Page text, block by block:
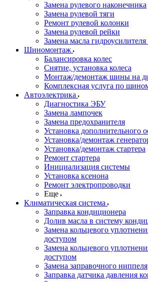
Замена рулевого наконечника
Замена рулевой тяги
Ремонт рулевой колонки
Замена рулевой рейки
Замена масла гидроусилителя
Шиномонтаж
Балансировка колес
Снятие, установка колеса
Монтаж/демонтаж шины на
Комплексная услуга по
Автоэлектрика
Диагностика ЭБУ
Замена лампочек
Замена предохранителя
Установка дополнительного
Установка/демонтаж
Установка/демонтаж стартера
Ремонт стартера
Инициализация системы
Установка ксенона
Ремонт электропроводки
Еще
Климатическая система
Заправка кондиционера
Долив масла в систему
Замена кольцевого
доступом
Замена кольцевого
доступом
Замена заправочного ниппеля
Заправка датчика давления